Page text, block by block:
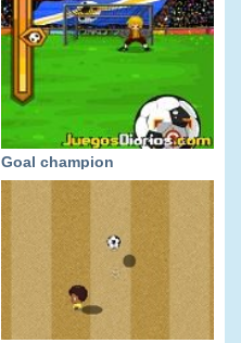
Goal champion